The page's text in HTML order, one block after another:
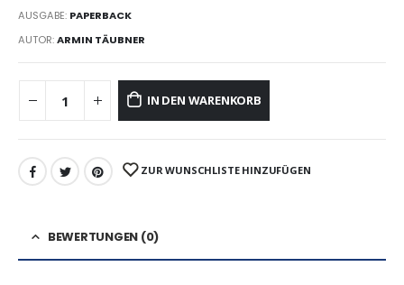
AUSGABE: PAPERBACK
AUTOR:ARMIN TÄUBNER
IN DEN WARENKORB
ZUR WUNSCHLISTE HINZUFÜGEN
BEWERTUNGEN (0)